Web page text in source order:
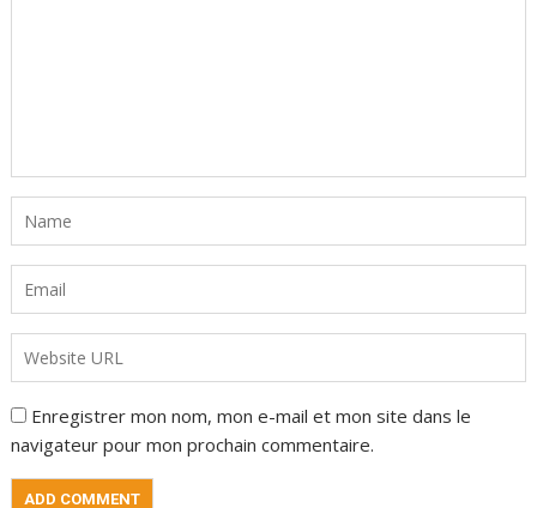
Enregistrer mon nom, mon e-mail et mon site dans le
navigateur pour mon prochain commentaire.